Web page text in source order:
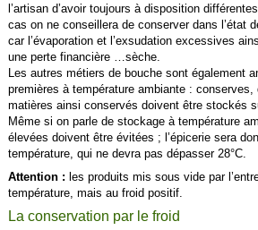
l’artisan d’avoir toujours à disposition
cas on ne conseillera de conserver dans l’état
car l’évaporation et l’exsudation excessives
une perte financière …sèche.
Les autres métiers de bouche sont également
premières à température ambiante :
matières ainsi conservés doivent être stockés
Même si on parle de stockage à température
élevées doivent être évitées ; l’épicerie sera
température, qui ne devra pas dépasser 28°C.
Attention : les produits mis sous vide par
température, mais au froid positif.
La conservation par le froid